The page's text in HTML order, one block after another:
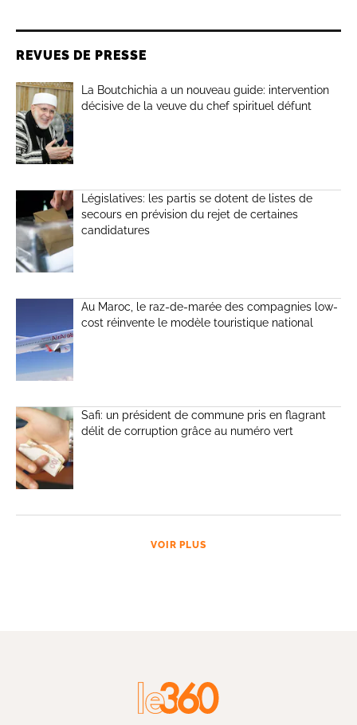
REVUES DE PRESSE
La Boutchichia a un nouveau guide: intervention
décisive de la veuve du chef spirituel défunt
Législatives: les partis se dotent de listes de
secours en prévision du rejet de certaines
candidatures
Au Maroc, le raz-de-marée des compagnies low-
cost réinvente le modèle touristique national
Safi: un président de commune pris en flagrant
délit de corruption grâce au numéro vert
VOIR PLUS